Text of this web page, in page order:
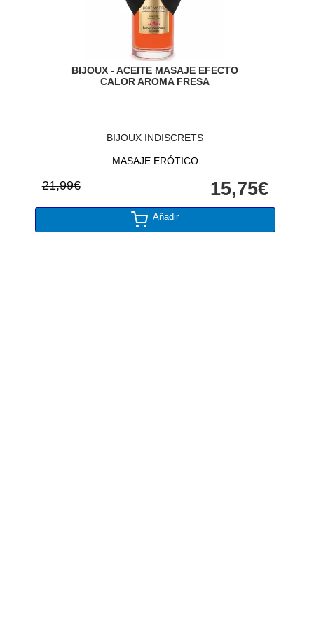
BIJOUX - ACEITE MASAJE EFECTO
CALOR AROMA FRESA
BIJOUX INDISCRETS
MASAJE ERÓTICO
21,99€ 15,75€
Añadir